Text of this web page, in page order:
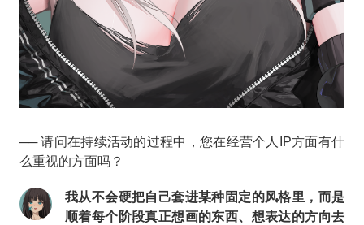
── 请问在持续活动的过程中，您在经营个人IP方面有什
么重视的方面吗？
我从不会硬把自己套进某种固定的风格里，而是
顺着每个阶段真正想画的东西、想表达的方向去